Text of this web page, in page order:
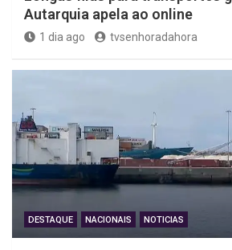
Autarquia apela ao online
1 dia ago tvsenhoradahora
DESTAQUE NACIONAIS NOTICIAS